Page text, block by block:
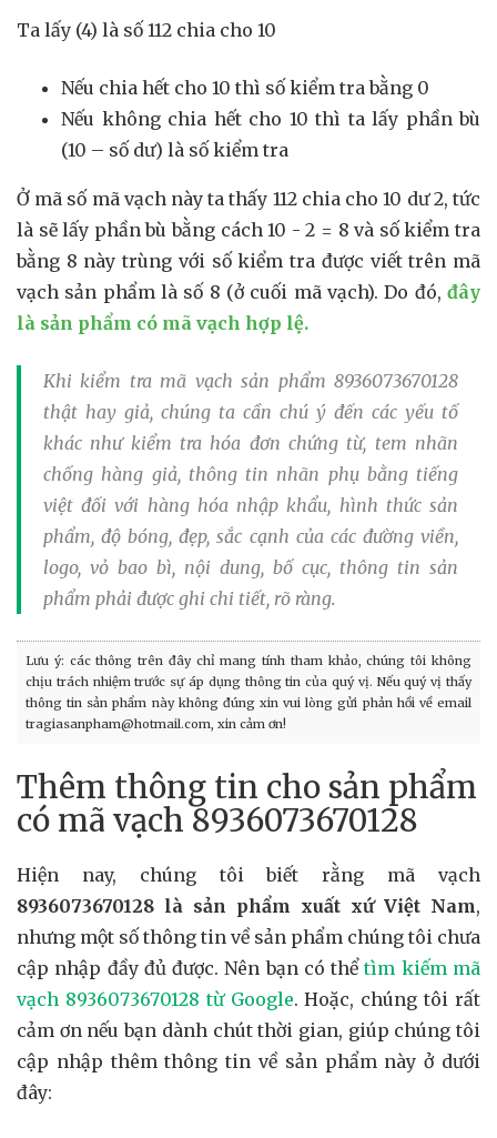
Ta lấy (4) là số 112 chia cho 10
Nếu chia hết cho 10 thì số kiểm tra bằng 0
Nếu không chia hết cho 10 thì ta lấy phần bù
(10 – số dư) là số kiểm tra
Ở mã số mã vạch này ta thấy 112 chia cho 10 dư 2, tức
là sẽ lấy phần bù bằng cách 10 - 2 = 8 và số kiểm tra
bằng 8 này trùng với số kiểm tra được viết trên mã
vạch sản phẩm là số 8 (ở cuối mã vạch). Do đó, đây
là sản phẩm có mã vạch hợp lệ.
Khi kiểm tra mã vạch sản phẩm 8936073670128
thật hay giả, chúng ta cần chú ý đến các yếu tố
khác như kiểm tra hóa đơn chứng từ, tem nhãn
chống hàng giả, thông tin nhãn phụ bằng tiếng
việt đối với hàng hóa nhập khẩu, hình thức sản
phẩm, độ bóng, đẹp, sắc cạnh của các đường viền,
logo, vỏ bao bì, nội dung, bố cục, thông tin sản
phẩm phải được ghi chi tiết, rõ ràng.
Lưu ý: các thông trên đây chỉ mang tính tham khảo, chúng tôi không
chịu trách nhiệm trước sự áp dụng thông tin của quý vị. Nếu quý vị thấy
thông tin sản phẩm này không đúng xin vui lòng gửi phản hồi về email
tragiasanpham@hotmail.com, xin cảm ơn!
Thêm thông tin cho sản phẩm
có mã vạch 8936073670128
Hiện nay, chúng tôi biết rằng mã vạch
8936073670128 là sản phẩm xuất xứ Việt Nam,
nhưng một số thông tin về sản phẩm chúng tôi chưa
cập nhập đầy đủ được. Nên bạn có thểtìm kiếm mã
vạch 8936073670128 từ Google. Hoặc, chúng tôi rất
cảm ơn nếu bạn dành chút thời gian, giúp chúng tôi
cập nhập thêm thông tin về sản phẩm này ở dưới
đây: